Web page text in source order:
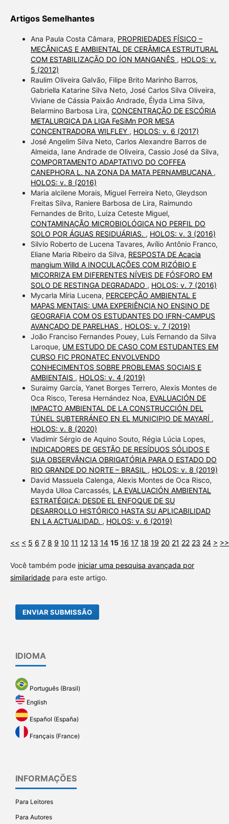
Artigos Semelhantes
Ana Paula Costa Câmara, PROPRIEDADES FÍSICO –
MECÂNICAS E AMBIENTAL DE CERÂMICA ESTRUTURAL
COM ESTABILIZAÇÃO DO ÍON MANGANÊS , HOLOS: v.
5 (2012)
Raulim Oliveira Galvão, Filipe Brito Marinho Barros,
Gabriella Katarine Silva Neto, José Carlos Silva Oliveira,
Viviane de Cássia Paixão Andrade, Élyda Lima Silva,
Belarmino Barbosa Lira, CONCENTRAÇÃO DE ESCÓRIA
METALURGICA DA LIGA FeSiMn POR MESA
CONCENTRADORA WILFLEY , HOLOS: v. 6 (2017)
José Angelim Silva Neto, Carlos Alexandre Barros de
Almeida, Iane Andrade de Oliveira, Cassio José da Silva,
COMPORTAMENTO ADAPTATIVO DO COFFEA
CANEPHORA L. NA ZONA DA MATA PERNAMBUCANA ,
HOLOS: v. 8 (2016)
Maria alcilene Morais, Miguel Ferreira Neto, Gleydson
Freitas Silva, Raniere Barbosa de Lira, Raimundo
Fernandes de Brito, Luiza Ceteste Miguel,
CONTAMINAÇÃO MICROBIOLÓGICA NO PERFIL DO
SOLO POR ÁGUAS RESIDUÁRIAS. , HOLOS: v. 3 (2016)
Silvio Roberto de Lucena Tavares, Avílio Antônio Franco,
Eliane Maria Ribeiro da Silva, RESPOSTA DE Acacia
mangium Willd A INOCULAÇÕES COM RIZÓBIO E
MICORRIZA EM DIFERENTES NÍVEIS DE FÓSFORO EM
SOLO DE RESTINGA DEGRADADO , HOLOS: v. 7 (2016)
Mycarla Míria Lucena, PERCEPÇÃO AMBIENTAL E
MAPAS MENTAIS: UMA EXPERIÊNCIA NO ENSINO DE
GEOGRAFIA COM OS ESTUDANTES DO IFRN-CAMPUS
AVANÇADO DE PARELHAS , HOLOS: v. 7 (2019)
João Franciso Fernandes Pouey, Luís Fernando da Silva
Laroque, UM ESTUDO DE CASO COM ESTUDANTES EM
CURSO FIC PRONATEC ENVOLVENDO
CONHECIMENTOS SOBRE PROBLEMAS SOCIAIS E
AMBIENTAIS , HOLOS: v. 4 (2019)
Suraimy García, Yanet Borges Terrero, Alexis Montes de
Oca Risco, Teresa Hernández Noa, EVALUACIÓN DE
IMPACTO AMBIENTAL DE LA CONSTRUCCIÓN DEL
TÚNEL SUBTERRÁNEO EN EL MUNICIPIO DE MAYARÍ ,
HOLOS: v. 8 (2020)
Vladimir Sérgio de Aquino Souto, Régia Lúcia Lopes,
INDICADORES DE GESTÃO DE RESÍDUOS SÓLIDOS E
SUA OBSERVÂNCIA OBRIGATÓRIA PARA O ESTADO DO
RIO GRANDE DO NORTE – BRASIL , HOLOS: v. 8 (2019)
David Massuela Calenga, Alexis Montes de Oca Risco,
Mayda Ulloa Carcassés, LA EVALUACIÓN AMBIENTAL
ESTRATÉGICA: DESDE EL ENFOQUE DE SU
DESARROLLO HISTÓRICO HASTA SU APLICABILIDAD
EN LA ACTUALIDAD. , HOLOS: v. 6 (2019)
<< < 5 6 7 8 9 10 11 12 13 14 15 16 17 18 19 20 21 22 23 24 > >>
Você também pode iniciar uma pesquisa avançada por
similaridadepara este artigo.
ENVIAR SUBMISSÃO
IDIOMA
Português (Brasil)
English
Español (España)
Français (France)
INFORMAÇÕES
Para Leitores
Para Autores